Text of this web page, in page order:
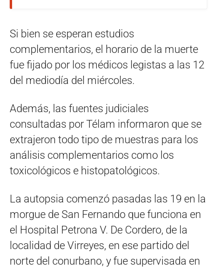
Si bien se esperan estudios
complementarios, el horario de la muerte
fue fijado por los médicos legistas a las 12
del mediodía del miércoles.
Además, las fuentes judiciales
consultadas por Télam informaron que se
extrajeron todo tipo de muestras para los
análisis complementarios como los
toxicológicos e histopatológicos.
La autopsia comenzó pasadas las 19 en la
morgue de San Fernando que funciona en
el Hospital Petrona V. De Cordero, de la
localidad de Virreyes, en ese partido del
norte del conurbano, y fue supervisada en